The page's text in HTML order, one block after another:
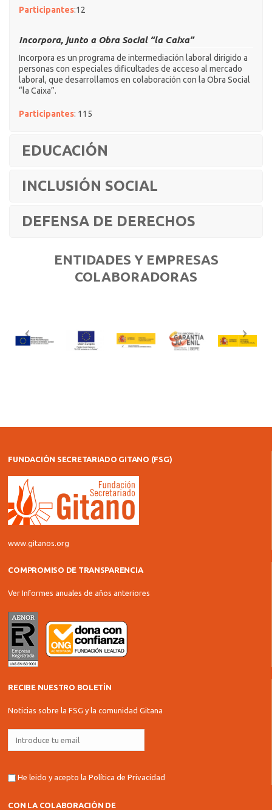
Participantes:12
Incorpora, junto a Obra Social “la Caixa”
Incorpora es un programa de intermediación laboral dirigido a
personas con especiales dificultades de acceso al mercado
laboral, que desarrollamos en colaboración con la Obra Social
“la Caixa”.
Participantes: 115
EDUCACIÓN
INCLUSIÓN SOCIAL
DEFENSA DE DERECHOS
ENTIDADES Y EMPRESAS
COLABORADORAS
FUNDACIÓN SECRETARIADO GITANO (FSG)
www.gitanos.org
COMPROMISO DE TRANSPARENCIA
Ver Informes anuales de años anteriores
RECIBE NUESTRO BOLETÍN
Noticias sobre la FSG y la comunidad Gitana
He leido y acepto laPolítica de Privacidad
CON LA COLABORACIÓN DE